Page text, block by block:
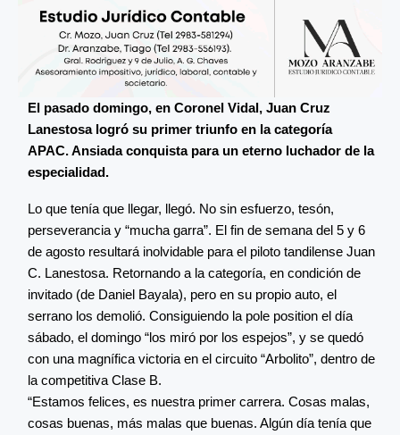
El pasado domingo, en Coronel Vidal, Juan Cruz
Lanestosa logró su primer triunfo en la categoría
APAC. Ansiada conquista para un eterno luchador de la
especialidad.
Lo que tenía que llegar, llegó. No sin esfuerzo, tesón,
perseverancia y “mucha garra”. El fin de semana del 5 y 6
de agosto resultará inolvidable para el piloto tandilense Juan
C. Lanestosa. Retornando a la categoría, en condición de
invitado (de Daniel Bayala), pero en su propio auto, el
serrano los demolió. Consiguiendo la pole position el día
sábado, el domingo “los miró por los espejos”, y se quedó
con una magnífica victoria en el circuito “Arbolito”, dentro de
la competitiva Clase B.
“Estamos felices, es nuestra primer carrera. Cosas malas,
cosas buenas, más malas que buenas. Algún día tenía que